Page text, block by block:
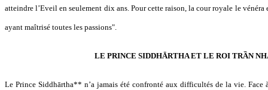
atteindre l’Eveil en seulement dix ans. Pour cette raison, la cour royale le
ayant maîtrisé toutes les passions".
LE PRINCE SIDDHĀRTHA ET LE ROI TRẦN
Le Prince Siddhārtha** n’a jamais été confronté aux difficultés de la vie.